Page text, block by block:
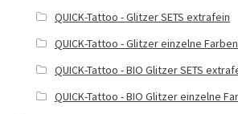
QUICK-Tattoo - Glitzer SETS extrafein
QUICK-Tattoo - Glitzer einzelne
QUICK-Tattoo - BIO Glitzer SETS
QUICK-Tattoo - BIO Glitzer einzelne